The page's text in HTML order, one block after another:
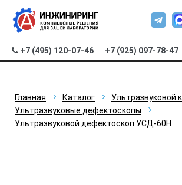
+7 (495) 120-07-46 +7 (925) 097-78-47
Главная Каталог
Ультразвуковой
Ультразвуковые дефектоскопы
Ультразвуковой дефектоскоп УСД-60Н